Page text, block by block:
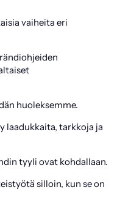
vaiheita eri
huoleksemme.
laadukkaita, tarkkoja ja
tyyli ovat kohdallaan.
silloin, kun se on